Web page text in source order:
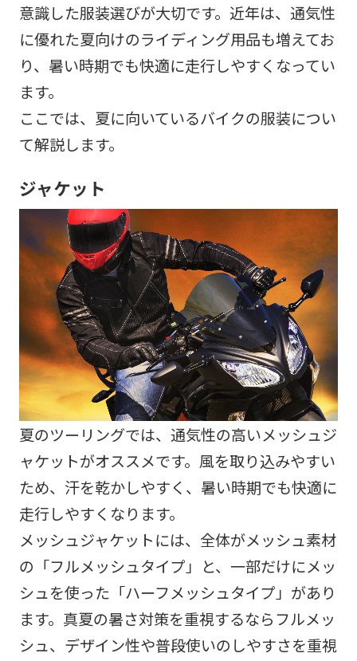
意識した服装選びが大切です。近年は、通気性
に優れた夏向けのライディング用品も増えてお
り、暑い時期でも快適に走行しやすくなってい
ます。
ここでは、夏に向いているバイクの服装につい
て解説します。
ジャケット
夏のツーリングでは、通気性の高いメッシュジ
ャケットがオススメです。風を取り込みやすい
ため、汗を乾かしやすく、暑い時期でも快適に
走行しやすくなります。
メッシュジャケットには、全体がメッシュ素材
の「フルメッシュタイプ」と、一部だけにメッ
シュを使った「ハーフメッシュタイプ」があり
ます。真夏の暑さ対策を重視するならフルメッ
シュ、デザイン性や普段使いのしやすさを重視